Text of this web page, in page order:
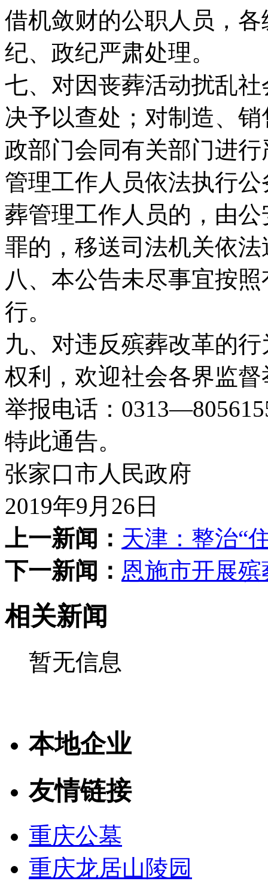
借机敛财的公职人员，
纪、政纪严肃处理。
七、对因丧葬活动扰乱
决予以查处；对制造、
政部门会同有关部门进
管理工作人员依法执行
葬管理工作人员的，由
罪的，移送司法机关依
八、本公告未尽事宜按
行。
九、对违反殡葬改革的
权利，欢迎社会各界监督
举报电话：
特此通告。
张家口市人民政府
2019年9月26日
上一新闻： 天津：整治“
下一新闻： 恩施市开展
相关新闻
暂无信息
本地企业
友情链接
重庆公墓
重庆龙居山陵园